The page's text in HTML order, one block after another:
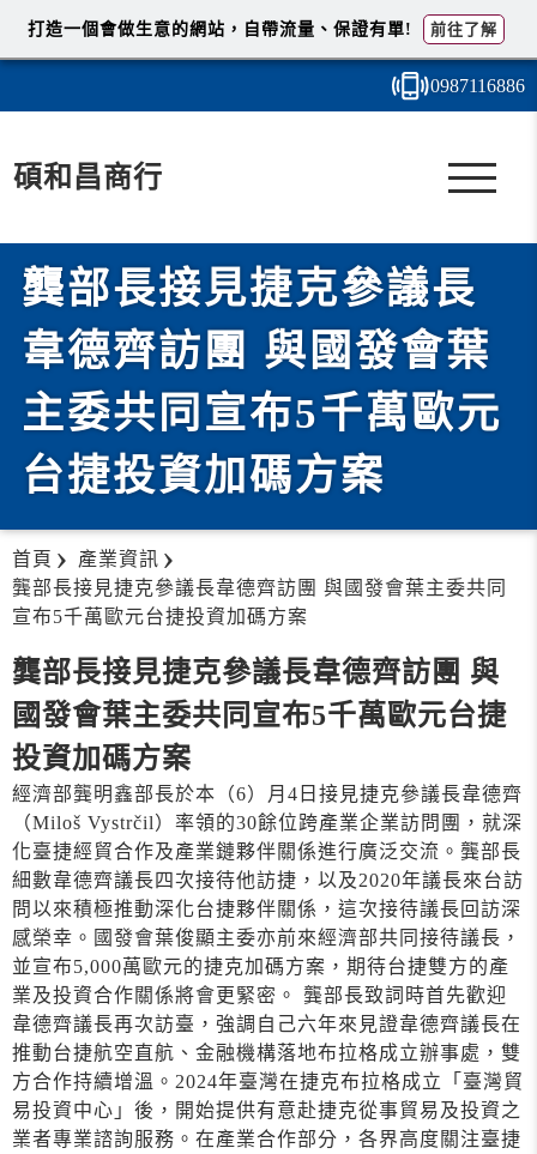
0987116886
碩和昌商行
龔部長接見捷克參議長
韋德齊訪團 與國發會葉
主委共同宣布5千萬歐元
台捷投資加碼方案
首頁
產業資訊
龔部長接見捷克參議長韋德齊訪團 與國發會葉主委共同
宣布5千萬歐元台捷投資加碼方案
龔部長接見捷克參議長韋德齊訪團 與
國發會葉主委共同宣布5千萬歐元台捷
投資加碼方案
經濟部龔明鑫部長於本（6）月4日接見捷克參議長韋德齊
（Miloš Vystrčil）率領的30餘位跨產業企業訪問團，就深
化臺捷經貿合作及產業鏈夥伴關係進行廣泛交流。龔部長
細數韋德齊議長四次接待他訪捷，以及2020年議長來台訪
問以來積極推動深化台捷夥伴關係，這次接待議長回訪深
感榮幸。國發會葉俊顯主委亦前來經濟部共同接待議長，
並宣布5,000萬歐元的捷克加碼方案，期待台捷雙方的產
業及投資合作關係將會更緊密。 龔部長致詞時首先歡迎
韋德齊議長再次訪臺，強調自己六年來見證韋德齊議長在
推動台捷航空直航、金融機構落地布拉格成立辦事處，雙
方合作持續增溫。2024年臺灣在捷克布拉格成立「臺灣貿
易投資中心」後，開始提供有意赴捷克從事貿易及投資之
業者專業諮詢服務。在產業合作部分，各界高度關注臺捷
打造一個會做生意的網站，自帶流量、保證有單! 前往了解